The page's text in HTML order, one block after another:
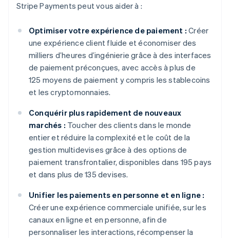
Stripe Payments peut vous aider à :
Optimiser votre expérience de paiement : Créer
une expérience client fluide et économiser des
milliers d’heures d’ingénierie grâce à des interfaces
de paiement préconçues, avec accès à plus de
125 moyens de paiement y compris les stablecoins
et les cryptomonnaies.
Conquérir plus rapidement de nouveaux
marchés : Toucher des clients dans le monde
entier et réduire la complexité et le coût de la
gestion multidevises grâce à des options de
paiement transfrontalier, disponibles dans 195 pays
et dans plus de 135 devises.
Unifier les paiements en personne et en ligne :
Créer une expérience commerciale unifiée, sur les
canaux en ligne et en personne, afin de
personnaliser les interactions, récompenser la